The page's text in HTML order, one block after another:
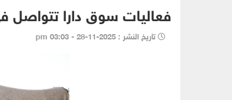
فعاليات سوق دارا تتواصل
تاريخ النشر : 2025-11-28 - 03:03 pm